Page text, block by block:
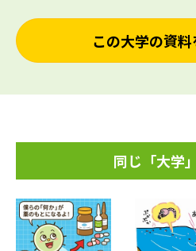
この大学の資
同じ「大学